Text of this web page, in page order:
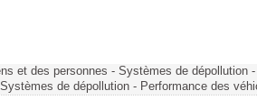
des lois
des lois
et des personnes - Systèmes de dépollution
de dépollution - Performance des